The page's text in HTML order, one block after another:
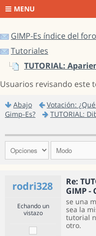
MENU
GIMP-Es índice del foro
Tutoriales
TUTORIAL:
Usuarios revisando este
Abajo
Votación:
Gimp-Es?
TUTORIAL:
rodri328
Re:
GIMP -
Echando un
vistazo
se una
sea la
tutorial
otro.